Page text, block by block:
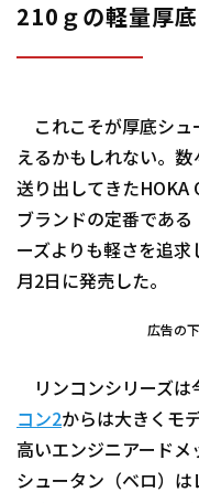
210ｇの軽量厚
これこそが厚底シュ
えるかもしれない。
送り出してきたHOKA
ブランドの定番であ
ーズよりも軽さを追求
月2日に発売した。
広告の
リンコンシリーズは
コン2からは大きくモ
高いエンジニアードメ
シュータン（ベロ）は